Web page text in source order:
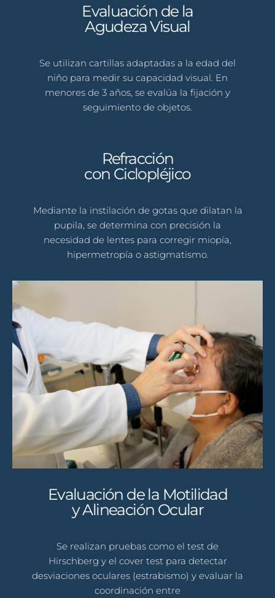
Evaluación de la
Agudeza Visual
Se utilizan cartillas adaptadas a la edad del
niño para medir su capacidad visual. En
menores de 3 años, se evalúa la fijación y
seguimiento de objetos.
Refracción
con Ciclopléjico
Mediante la instilación de gotas que dilatan la
pupila, se determina con precisión la
necesidad de lentes para corregir miopía,
hipermetropía o astigmatismo.
Evaluación de la Motilidad
y Alineación Ocular
Se realizan pruebas como el test de
Hirschberg y el cover test para detectar
desviaciones oculares (estrabismo) y evaluar la
coordinación entre